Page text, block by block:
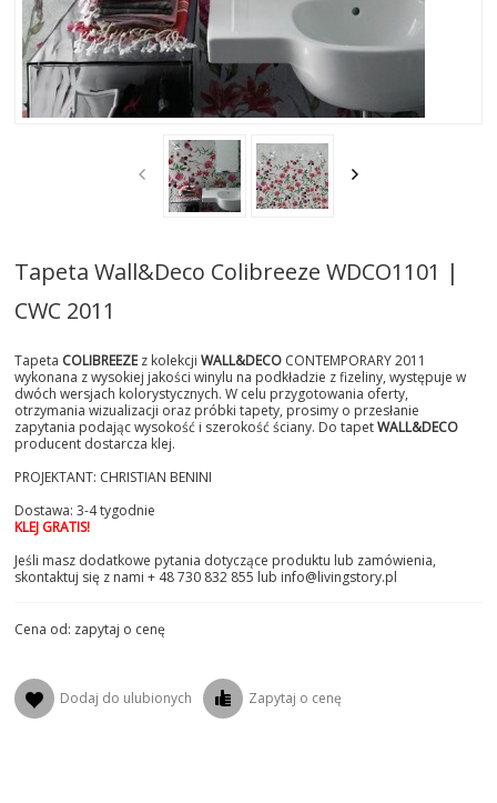
TAPETY | TYNKI
TAPETY WALL & DECO
WZÓR 2023
WZÓR 2022
WZÓR 2020
WZÓR 2019
WZÓR 2018
WZÓR 2016
WZÓR 2015
WZÓR 2014
Tapeta Wall&Deco Colibreeze WDCO1101 |
CWC 2011
Tapeta COLIBREEZEz kolekcjiWALL&DECO CONTEMPORARY 2011
wykonana z wysokiej jakości winylu na podkładzie z fizeliny, występuje w
dwóch wersjach kolorystycznych. W celu przygotowania oferty,
otrzymania wizualizacji oraz próbki tapety, prosimy o przesłanie
zapytania podając wysokość i szerokość ściany. Do tapetWALL&DECO
producent dostarcza klej.
PROJEKTANT: CHRISTIAN BENINI
Dostawa: 3-4 tygodnie
KLEJ GRATIS!
Jeśli masz dodatkowe pytania dotyczące produktu lub zamówienia,
skontaktuj się z nami + 48 730 832 855 lub info@livingstory.pl
Cena od: zapytaj o cenę
Dodaj do ulubionych Zapytaj o cenę